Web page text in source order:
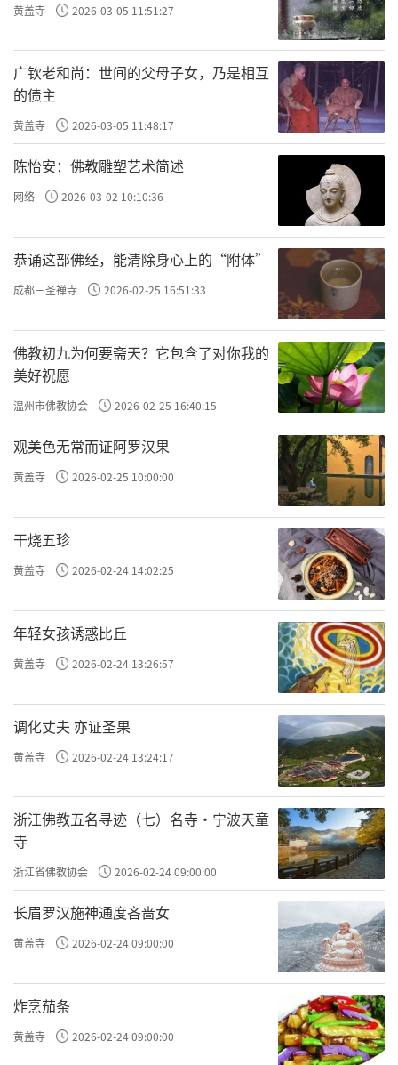
黄盖寺 2026-03-05 11:51:27
广钦老和尚：世间的父母子女，乃是相互
的债主
黄盖寺 2026-03-05 11:48:17
陈怡安：佛教雕塑艺术简述
网络 2026-03-02 10:10:36
恭诵这部佛经，能清除身心上的“附体”
成都三圣禅寺 2026-02-25 16:51:33
佛教初九为何要斋天？它包含了对你我的
美好祝愿
温州市佛教协会 2026-02-25 16:40:15
观美色无常而证阿罗汉果
黄盖寺 2026-02-25 10:00:00
干烧五珍
黄盖寺 2026-02-24 14:02:25
年轻女孩诱惑比丘
黄盖寺 2026-02-24 13:26:57
调化丈夫 亦证圣果
黄盖寺 2026-02-24 13:24:17
浙江佛教五名寻迹（七）名寺·宁波天童
寺
浙江省佛教协会 2026-02-24 09:00:00
长眉罗汉施神通度吝啬女
黄盖寺 2026-02-24 09:00:00
炸烹茄条
黄盖寺 2026-02-24 09:00:00